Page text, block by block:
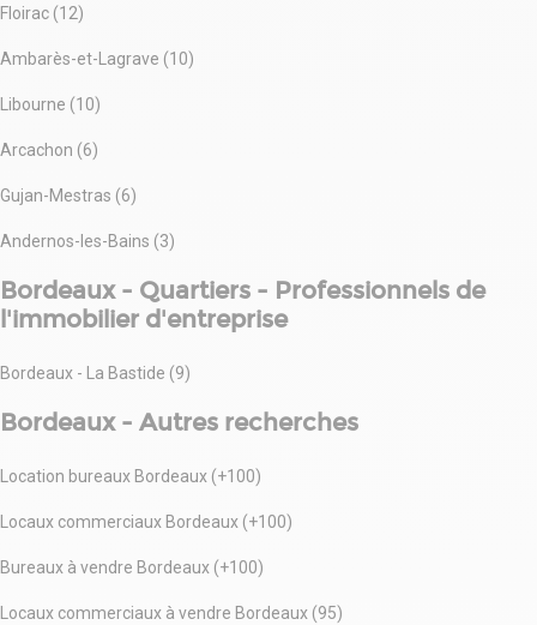
Floirac (12)
Ambarès-et-Lagrave (10)
Libourne (10)
Arcachon (6)
Gujan-Mestras (6)
Andernos-les-Bains (3)
Bordeaux - Quartiers - Professionnels de
l'immobilier d'entreprise
Bordeaux - La Bastide (9)
Bordeaux - Autres recherches
Location bureaux Bordeaux (+100)
Locaux commerciaux Bordeaux (+100)
Bureaux à vendre Bordeaux (+100)
Locaux commerciaux à vendre Bordeaux (95)